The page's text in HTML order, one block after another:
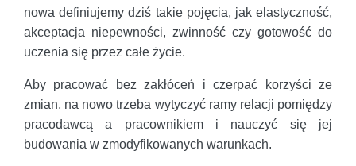
nowa definiujemy dziś takie pojęcia, jak elastyczność,
akceptacja niepewności, zwinność czy gotowość do
uczenia się przez całe życie.
Aby pracować bez zakłóceń i czerpać korzyści ze
zmian, na nowo trzeba wytyczyć ramy relacji pomiędzy
pracodawcą a pracownikiem i nauczyć się jej
budowania w zmodyfikowanych warunkach.